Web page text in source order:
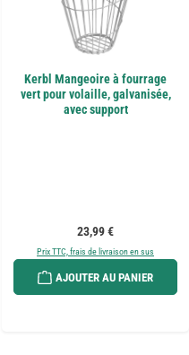
Kerbl Mangeoire à fourrage
vert pour volaille, galvanisée,
avec support
Prix régulier :
23,99 €
Prix TTC, frais de livraison en sus
AJOUTER AU PANIER